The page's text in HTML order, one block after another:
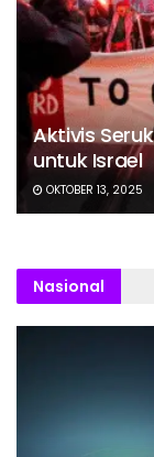
Aktivis
untuk Israel
OKTOBER 13, 2025
Nasional